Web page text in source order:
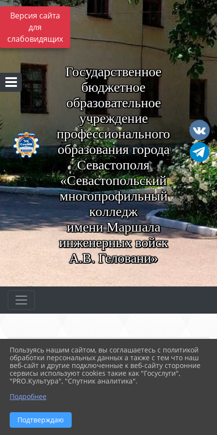
Версия сайта
для
слабовидящих
Государственное
бюджетное
образовательное
учреждение
профессионального
образования города
Севастополя
«Севастопольский
многопрофильный
колледж
имени Маршала
инженерных войск
А.В. Геловани»
Главная МЕРОПРИЯТИЯ
Новости
Проект "Местные действия"
10.04.2023 07:56
ПРОЕКТ "МЕСТНЫЕ ДЕЙСТВИЯ"
Пользуясь нашим сайтом, вы соглашаетесь с политикой
обработки персональных данных а также с тем что наш
веб-сайт и другие подключенные к веб-сайту сторонние
сервисы используют cookies такие как "Госуслуги",
"PRO.Культура", "Спутник аналитика".
Подробнее
Подтверждаю